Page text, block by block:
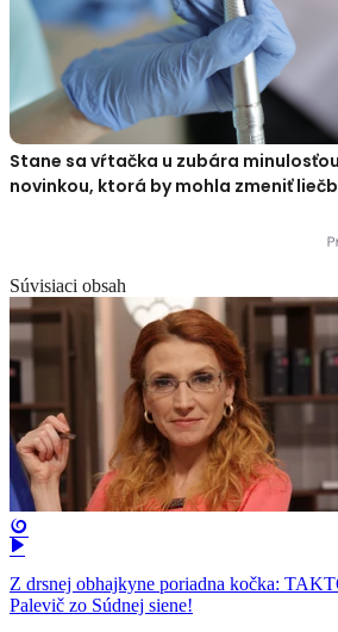
Stane sa vŕtačka u zubára
novinkou, ktorá by mohla zmeniť
Súvisiaci obsah
Z drsnej obhajkyne poriadna kočka:
Palevič zo Súdnej siene!